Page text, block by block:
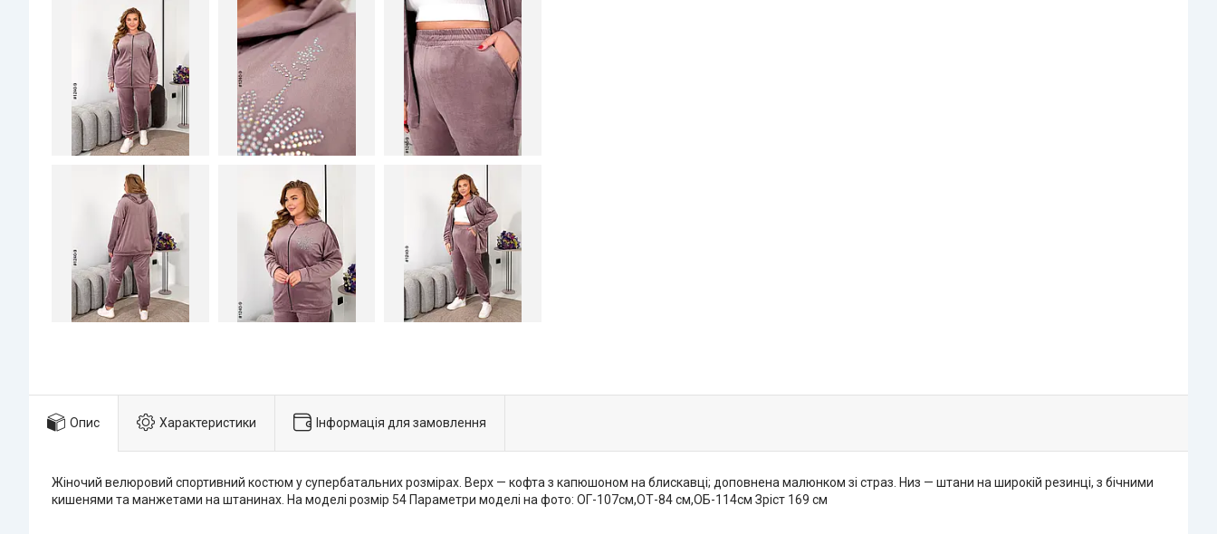
Опис Характеристики Інформація для замовлення
Жіночий велюровий спортивний костюм у супербатальних розмірах. Верх — кофта з капюшоном на блискавці; доповнена малюнком зі страз. Низ — штани на широкій резинці, з бічними
кишенями та манжетами на штанинах. На моделі розмір 54 Параметри моделі на фото: ОГ-107см,ОТ-84 см,ОБ-114см Зріст 169 см